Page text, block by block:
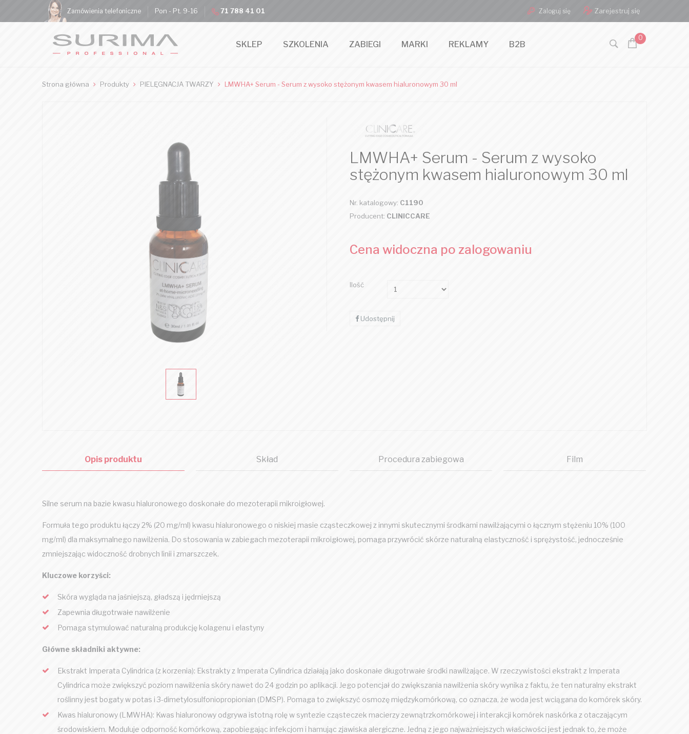
Zamówienia telefoniczne Pon - Pt. 9-16 71 788 41 01 Zaloguj się Zarejestruj się
0
SKLEP SZKOLENIA ZABIEGI MARKI REKLAMY B2B
Strona główna Produkty PIELĘGNACJA TWARZY LMWHA+ Serum - Serum z wysoko stężonym kwasem hialuronowym 30 ml
LMWHA+ Serum - Serum z wysoko
stężonym kwasem hialuronowym 30 ml
Nr. katalogowy: C1190
Producent: CLINICCARE
Cena widoczna po zalogowaniu
Ilość
Udostępnij
Opis produktu Skład Procedura zabiegowa Film
Silne serum na bazie kwasu hialuronowego doskonałe do mezoterapii mikroigłowej.
Formuła tego produktu łączy 2% (20 mg/ml) kwasu hialuronowego o niskiej masie cząsteczkowej z innymi skutecznymi środkami nawilżającymi o łącznym stężeniu 10% (100
mg/ml) dla maksymalnego nawilżenia. Do stosowania w zabiegach mezoterapii mikroigłowej, pomaga przywrócić skórze naturalną elastyczność i sprężystość, jednocześnie
zmniejszając widoczność drobnych linii i zmarszczek.
Kluczowe korzyści:
Skóra wygląda na jaśniejszą, gładszą i jędrniejszą
Zapewnia długotrwałe nawilżenie
Pomaga stymulować naturalną produkcję kolagenu i elastyny
Główne składniki aktywne:
Ekstrakt Imperata Cylindrica (z korzenia): Ekstrakty z Imperata Cylindrica działają jako doskonałe długotrwałe środki nawilżające. W rzeczywistości ekstrakt z Imperata
Cylindrica może zwiększyć poziom nawilżenia skóry nawet do 24 godzin po aplikacji. Jego potencjał do zwiększania nawilżenia skóry wynika z faktu, że ten naturalny ekstrakt
roślinny jest bogaty w potas i 3-dimetylosulfoniopropionian (DMSP). Pomaga to zwiększyć osmozę międzykomórkową, co oznacza, że ​​woda jest wciągana do komórek skóry.
Kwas hialuronowy (LMWHA): Kwas hialuronowy odgrywa istotną rolę w syntezie cząsteczek macierzy zewnątrzkomórkowej i interakcji komórek naskórka z otaczającym
środowiskiem. Moduluje odporność komórkową, zapobiegając infekcjom i hamując zjawiska alergiczne. Jedną z jego najważniejszych właściwości jest jednak to, że może